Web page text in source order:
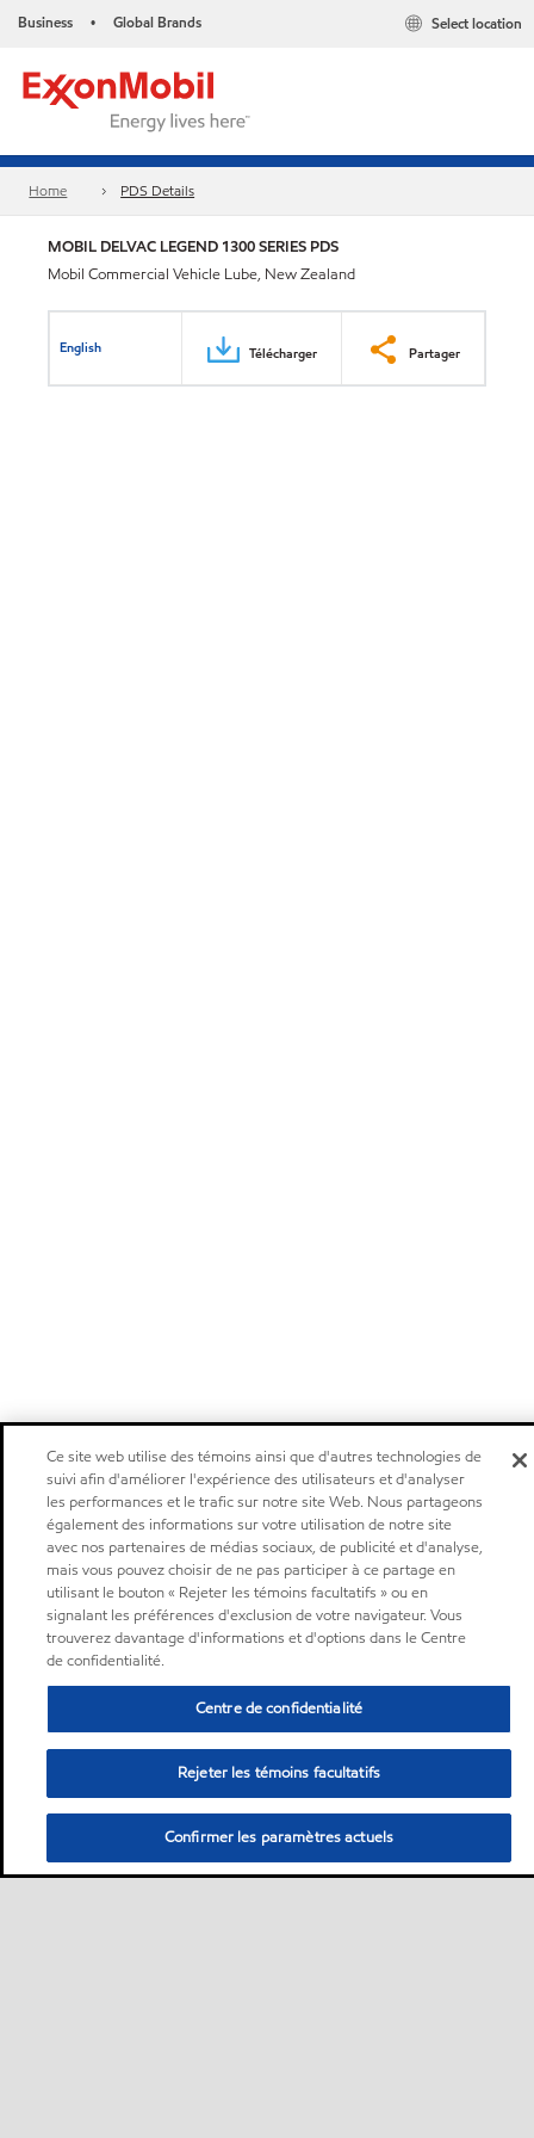
Business • Global Brands Select location
Home PDS Details
MOBIL DELVAC LEGEND 1300 SERIES PDS
Mobil Commercial Vehicle Lube, New Zealand
English Télécharger Partager
Ce site web utilise des témoins ainsi que d'autres technologies de
suivi afin d'améliorer l'expérience des utilisateurs et d'analyser
les performances et le trafic sur notre site Web. Nous partageons
également des informations sur votre utilisation de notre site
avec nos partenaires de médias sociaux, de publicité et d'analyse,
mais vous pouvez choisir de ne pas participer à ce partage en
utilisant le bouton « Rejeter les témoins facultatifs » ou en
signalant les préférences d'exclusion de votre navigateur. Vous
trouverez davantage d'informations et d'options dans le Centre
de confidentialité.
Centre de confidentialité
Rejeter les témoins facultatifs
Confirmer les paramètres actuels